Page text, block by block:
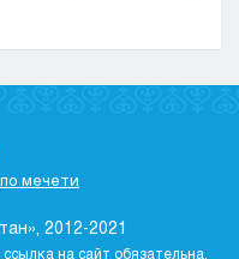
мечети
2012-2021
на сайт обязательна.